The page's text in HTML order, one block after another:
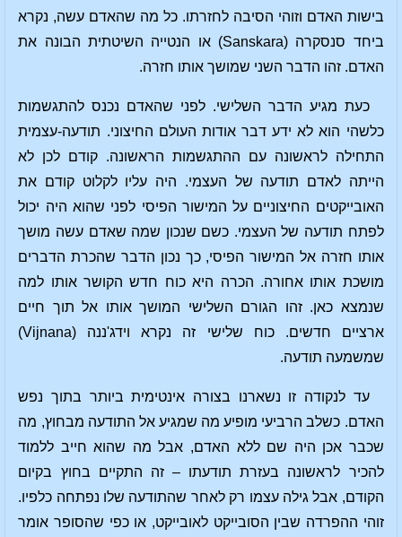
בישות האדם וזוהי הסיבה לחזרתו. כל מה שהאדם עשה, נקרא
ביחד סנסקרה (Sanskara) או הנטייה השיטתית הבונה את
האדם. זהו הדבר השני שמושך אותו חזרה.
כעת מגיע הדבר השלישי. לפני שהאדם נכנס להתגשמות
כלשהי הוא לא ידע דבר אודות העולם החיצוני. תודעה-עצמית
התחילה לראשונה עם ההתגשמות הראשונה. קודם לכן לא
הייתה לאדם תודעה של העצמי. היה עליו לקלוט קודם את
האובייקטים החיצוניים על המישור הפיסי לפני שהוא היה יכול
לפתח תודעה של העצמי. כשם שנכון שמה שאדם עשה מושך
אותו חזרה אל המישור הפיסי, כך נכון הדבר שהכרת הדברים
מושכת אותו אחורה. הכרה היא כוח חדש הקושר אותו למה
שנמצא כאן. זהו הגורם השלישי המושך אותו אל תוך חיים
ארציים חדשים. כוח שלישי זה נקרא וידג'ננה (Vijnana)
שמשמעה תודעה.
עד לנקודה זו נשארנו בצורה אינטימית ביותר בתוך נפש
האדם. כשלב הרביעי מופיע מה שמגיע אל התודעה מבחוץ, מה
שכבר אכן היה שם ללא האדם, אבל מה שהוא חייב ללמוד
להכיר לראשונה בעזרת תודעתו – זה התקיים בחוץ בקיום
הקודם, אבל גילה עצמו רק לאחר שהתודעה שלו נפתחה כלפיו.
זוהי ההפרדה שבין הסובייקט לאובייקט, או כפי שהסופר אומר